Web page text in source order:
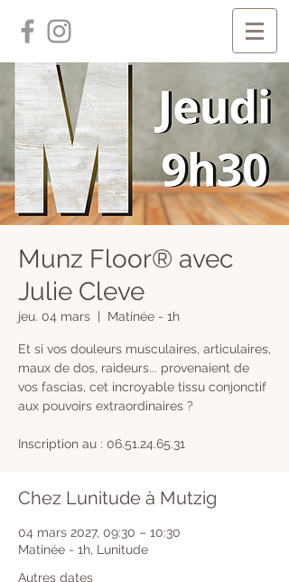
Munz Floor® avec
Julie Cleve
jeu. 04 mars Matinée - 1h
​Et si vos douleurs musculaires, articulaires,
maux de dos, raideurs... provenaient de
vos fascias, cet incroyable tissu conjonctif
aux pouvoirs extraordinaires ?
Inscription au : 06.51.24.65.31
Chez Lunitude à Mutzig
04 mars 2027, 09:30 – 10:30
Matinée - 1h, Lunitude
Autres dates